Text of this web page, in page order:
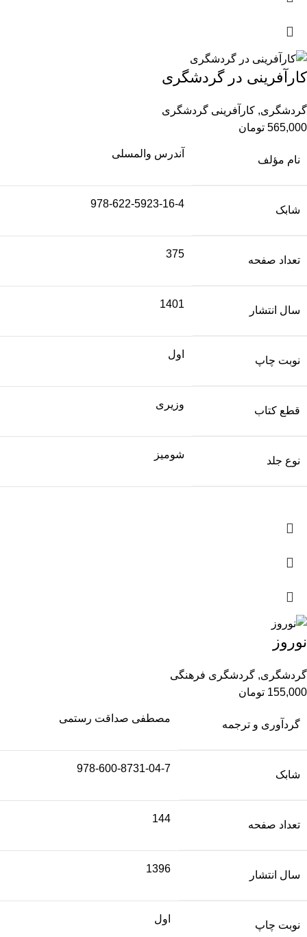
کارآفرینی در گردشگری
گردشگری, کارآفرینی گردشگری
565,000 تومان
نام مؤلف
آندرس والمسلی
شابک
978-622-5923-16-4
تعداد صفحه
375
سال انتشار
1401
نوبت چاپ
اول
قطع کتاب
وزیری
نوع جلد
شومیز
نوروز
گردشگری, گردشگری فرهنگی
155,000 تومان
گردآوری و ترجمه
مصطفی صداقت رستمی
شابک
978-600-8731-04-7
تعداد صفحه
144
سال انتشار
1396
نوبت چاپ
اول